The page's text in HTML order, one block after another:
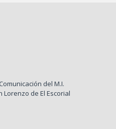
del M.I.
de El Escorial